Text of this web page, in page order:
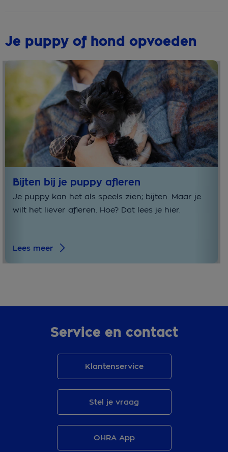
Je puppy of hond opvoeden
Bijten bij je puppy afleren
Je puppy kan het als speels zien; bijten. Maar je
wilt het liever afleren. Hoe? Dat lees je hier.
Lees meer
Service en contact
Klantenservice
Stel je vraag
OHRA App